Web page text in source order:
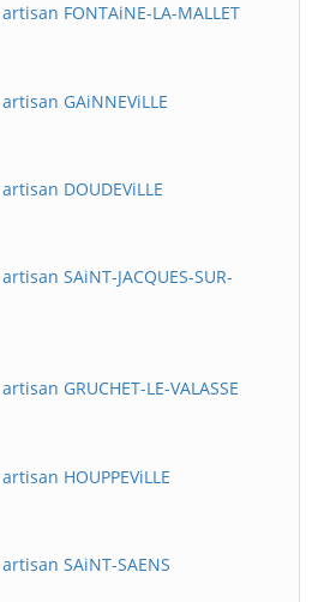
FONTAiNE-LA-MALLET
GAiNNEViLLE
DOUDEViLLE
SAiNT-JACQUES-SUR-
GRUCHET-LE-VALASSE
HOUPPEViLLE
SAiNT-SAENS